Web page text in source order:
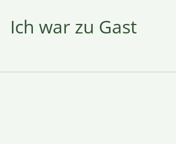
Ich war zu Gast